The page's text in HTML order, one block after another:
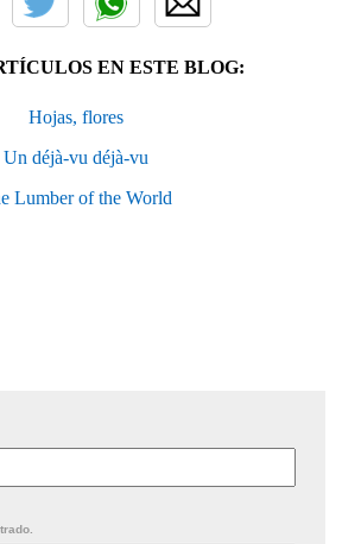
EN ESTE BLOG:
Hojas, flores
Un déjà-vu déjà-vu
Lumber of the World